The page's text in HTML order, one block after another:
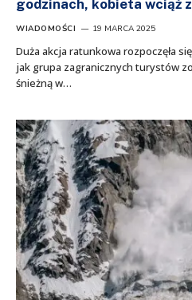
godzinach, kobieta wciąż
WIADOMOŚCI 19 MARCA 2025
Duża akcja ratunkowa rozpoczęła
jak grupa zagranicznych turystów
śnieżną w…